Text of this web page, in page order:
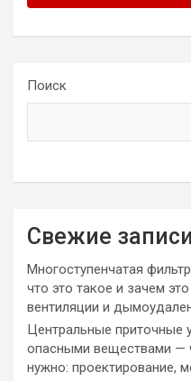
Поиск
Свежие записи
Многоступенчатая
что это такое и зачем
вентиляции и
Центральные приточные
опасными веществами —
нужно: проектирование,